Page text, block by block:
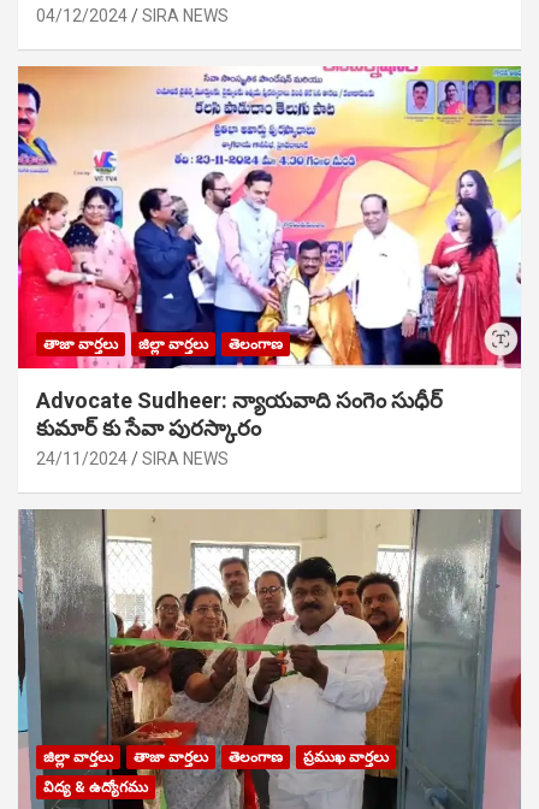
04/12/2024 SIRA NEWS
తాజా వార్తలు జిల్లా వార్తలు తెలంగాణ
Advocate Sudheer: న్యాయవాది సంగెం సుధీర్
కుమార్ కు సేవా పురస్కారం
24/11/2024 SIRA NEWS
జిల్లా వార్తలు తాజా వార్తలు తెలంగాణ
ప్రముఖ వార్తలు
విద్య & ఉద్యోగము